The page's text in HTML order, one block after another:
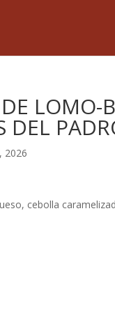
LOMO-
DEL
2026
cebolla